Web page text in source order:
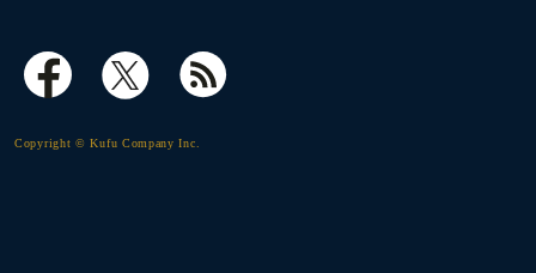
Copyright © Kufu Company Inc.